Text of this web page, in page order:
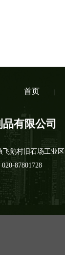
首页
有限公司
飞鹅村旧石场工业区
020-87801728